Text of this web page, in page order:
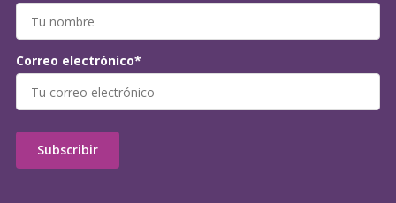
Correo electrónico*
Subscribir